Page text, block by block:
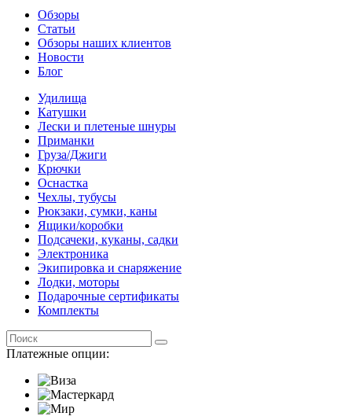
Обзоры
Статьи
Обзоры наших клиентов
Новости
Блог
Удилища
Катушки
Лески и плетеные шнуры
Приманки
Груза/Джиги
Крючки
Оснастка
Чехлы, тубусы
Рюкзаки, сумки, каны
Ящики/коробки
Подсачеки, куканы, садки
Электроника
Экипировка и снаряжение
Лодки, моторы
Подарочные сертификаты
Комплекты
Платежные опции: